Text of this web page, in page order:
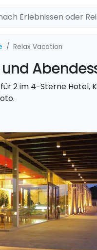
Relax Vacation
und
2 im 4-Sterne Hotel,